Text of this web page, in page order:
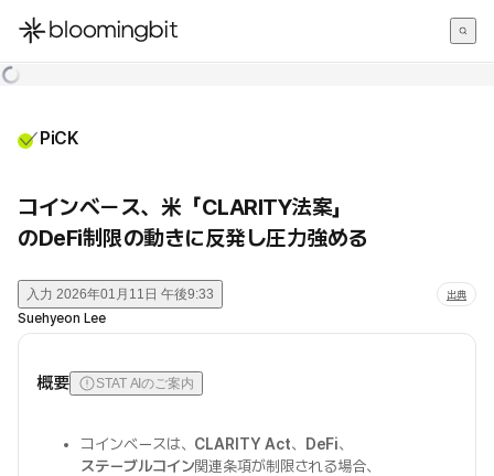
한국어
PiCK
コインベース、米「CLARITY法案」
のDeFi制限の動きに反発し圧力強める
入力 2026年01月11日 午後9:33 出典
Suehyeon Lee
概要 STAT AIのご案内
コインベースは、 CLARITY Act、 DeFi、
ステーブルコイン関連条項が制限される場合、